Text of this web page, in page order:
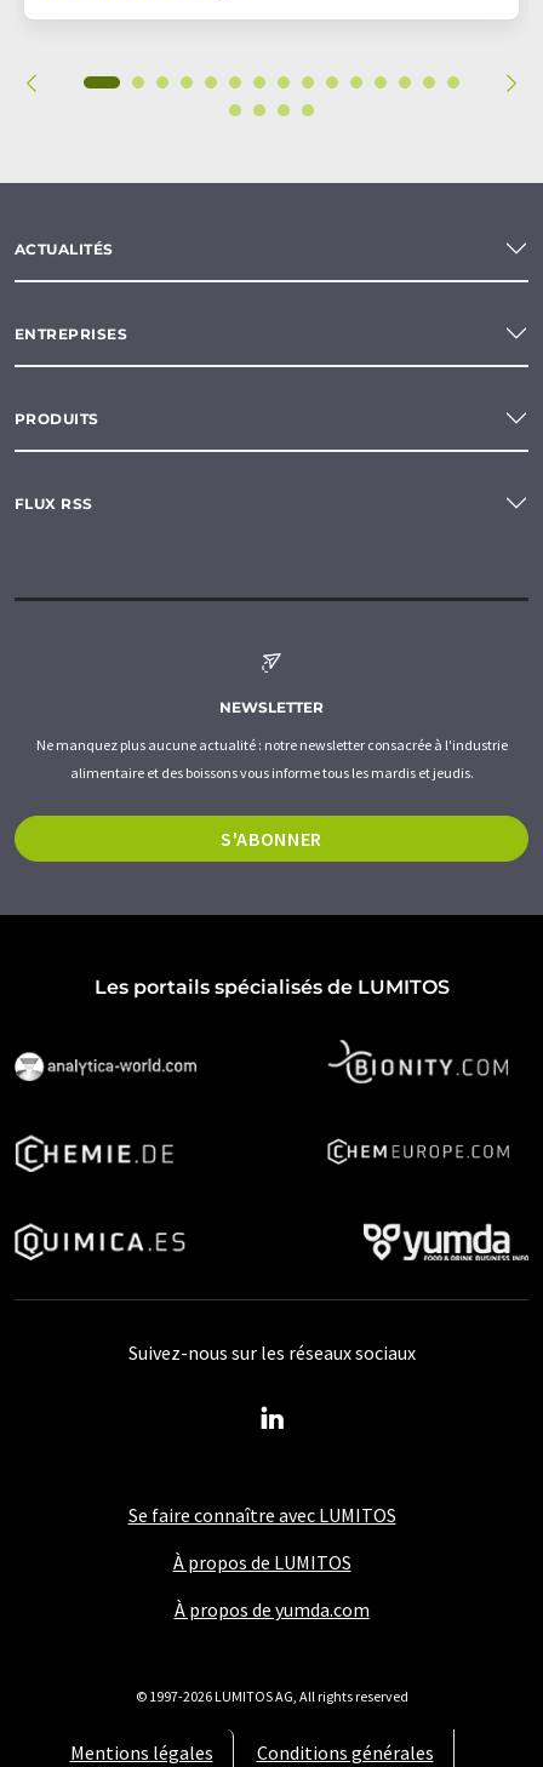
ACTUALITÉS
ENTREPRISES
PRODUITS
FLUX RSS
NEWSLETTER
Ne manquez plus aucune actualité : notre newsletter consacrée à l'industrie
alimentaire et des boissons vous informe tous les mardis et jeudis.
S'ABONNER
Les portails spécialisés de LUMITOS
Se faire connaître avec LUMITOS
À propos de LUMITOS
À propos de yumda.com
Mentions légales Conditions générales
Suivez-nous sur les réseaux sociaux
© 1997-2026 LUMITOS AG, All rights reserved